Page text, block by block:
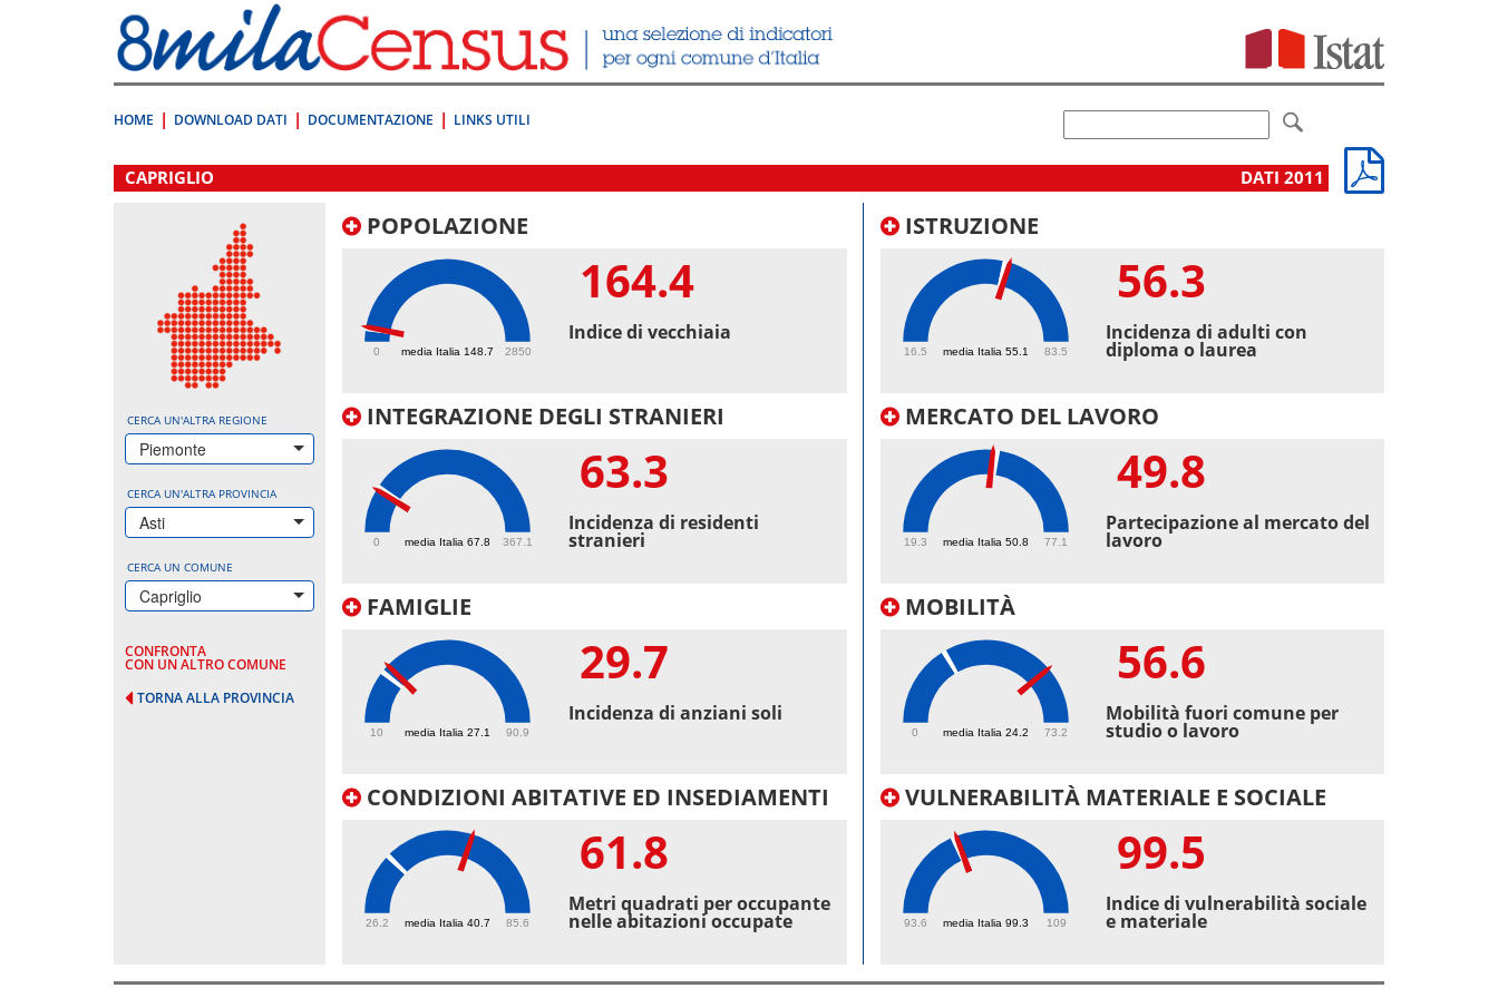
direttamente
a:
Contenuto
HOME DOWNLOAD DATI DOCUMENTAZIONE LINKS UTILI
.
CAPRIGLIO DATI 2011
CERCA UN'ALTRA REGIONE
Piemonte
CERCA UN'ALTRA PROVINCIA
Asti
CERCA UN COMUNE
Capriglio
CONFRONTA
CON UN ALTRO COMUNE
TORNA ALLA PROVINCIA
POPOLAZIONE
media Italia 148.7
0 2850
164.4
Indice di vecchiaia
INTEGRAZIONE DEGLI STRANIERI
media Italia 67.8
0 367.1
63.3
Incidenza di residenti
stranieri
FAMIGLIE
media Italia 27.1
10 90.9
29.7
Incidenza di anziani soli
CONDIZIONI ABITATIVE ED INSEDIAMENTI
media Italia 40.7
26.2 85.6
61.8
Metri quadrati per occupante
nelle abitazioni occupate
ISTRUZIONE
media Italia 55.1
16.5 83.5
56.3
Incidenza di adulti con
diploma o laurea
MERCATO DEL LAVORO
media Italia 50.8
19.3 77.1
49.8
Partecipazione al mercato del
lavoro
MOBILITÀ
media Italia 24.2
0 73.2
56.6
Mobilità fuori comune per
studio o lavoro
VULNERABILITÀ MATERIALE E SOCIALE
media Italia 99.3
93.6 109
99.5
Indice di vulnerabilità sociale
e materiale